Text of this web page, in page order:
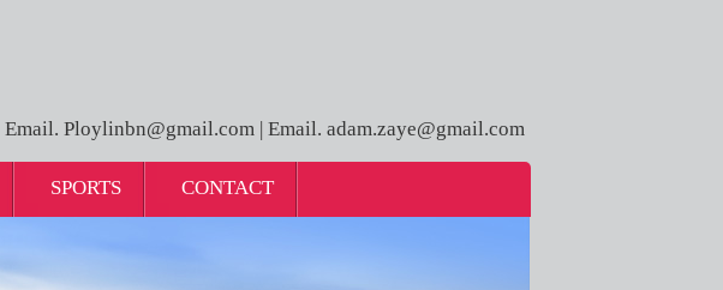
Email. Ploylinbn@gmail.com | Email. adam.zaye@gmail.com
SPORTS CONTACT